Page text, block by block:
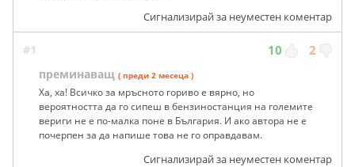
Сигнализирай за неуместен коментар
#1 10 2
преминаващ ( преди 2 месеца )
Ха, ха! Всичко за мръсното гориво е вярно, но
вероятността да го сипеш в бензиностанция на големите
вериги не е по-малка поне в България. И ако автора не е
почерпен за да напише това не го оправдавам.
Сигнализирай за неуместен коментар